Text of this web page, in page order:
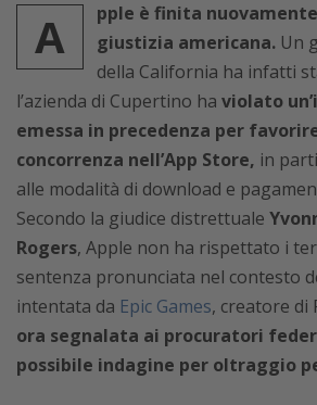
A
pple è finita
giustizia americana. Un
della California ha infatti
l’azienda di Cupertino ha violato
emessa in precedenza per
concorrenza nell’App Store, in
alle modalità di download e
Secondo la giudice distrettuale
Rogers, Apple non ha rispettato i
sentenza pronunciata nel contesto
intentata da Epic Games, creatore di
ora segnalata ai procuratori
possibile indagine per oltraggio